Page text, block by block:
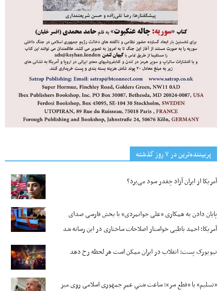
پربیننده‌ترین‌ در ۷ روز گذشته
آمریکا از ایران آزاد چقدر سود می‌برد؟
پایان دادن به همکاری «علی جوانمردی» با بخش فارسی صدای
آمریکا؛ احمد باطبی خواستار اصلاحات ساختاری در این رسانه شد
نیویورک پست: انقلاب در ایران ممکن است هر لحظه رخ دهد
«تسلیم» یا «قطع سر»؛ ساعت شنیِ عمرِ جمهوری اسلامی روی میز